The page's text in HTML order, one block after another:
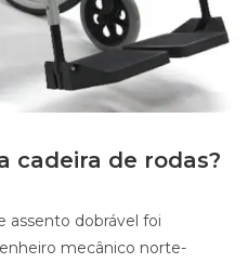
cadeira de rodas?
assento dobrável foi
mecânico norte-